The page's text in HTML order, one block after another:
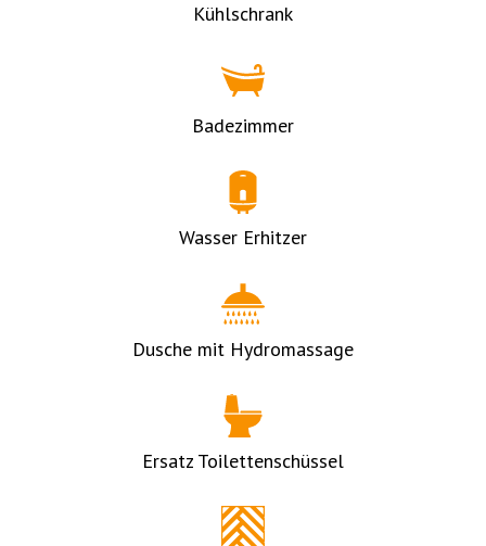
Kühlschrank
Badezimmer
Wasser Erhitzer
Dusche mit Hydromassage
Ersatz Toilettenschüssel